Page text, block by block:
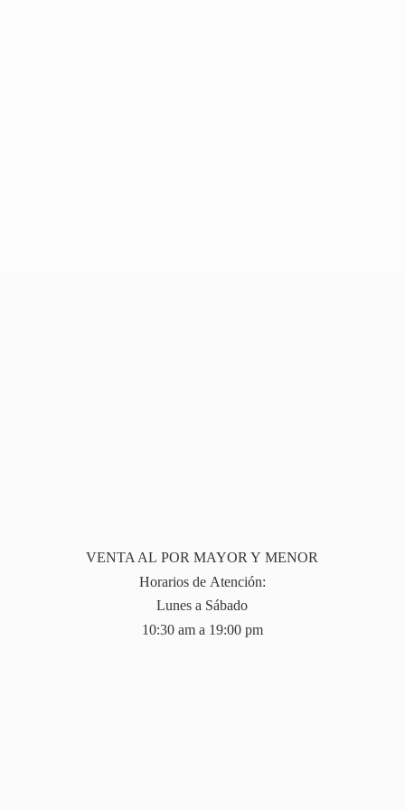
VENTA AL POR MAYOR Y MENOR
Horarios de Atención:
Lunes a Sábado
10:30 am a 19:00 pm